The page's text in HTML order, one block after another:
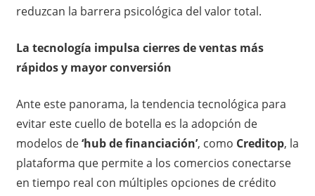
reduzcan la barrera psicológica del valor total.
La tecnología impulsa cierres de ventas más
rápidos y mayor conversión
Ante este panorama, la tendencia tecnológica para
evitar este cuello de botella es la adopción de
modelos de‘hub de financiación’, como Creditop, la
plataforma que permite a los comercios conectarse
en tiempo real con múltiples opciones de crédito